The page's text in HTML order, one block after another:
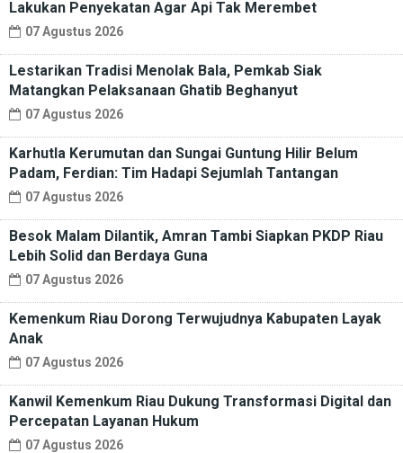
Lakukan Penyekatan Agar Api Tak Merembet
07 Agustus 2026
Lestarikan Tradisi Menolak Bala, Pemkab Siak
Matangkan Pelaksanaan Ghatib Beghanyut
07 Agustus 2026
Karhutla Kerumutan dan Sungai Guntung Hilir Belum
Padam, Ferdian: Tim Hadapi Sejumlah Tantangan
07 Agustus 2026
Besok Malam Dilantik, Amran Tambi Siapkan PKDP Riau
Lebih Solid dan Berdaya Guna
07 Agustus 2026
Kemenkum Riau Dorong Terwujudnya Kabupaten Layak
Anak
07 Agustus 2026
Kanwil Kemenkum Riau Dukung Transformasi Digital dan
Percepatan Layanan Hukum
07 Agustus 2026